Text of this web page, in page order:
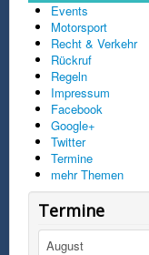
Events
Motorsport
Recht & Verkehr
Rückruf
Regeln
Impressum
Facebook
Google+
Twitter
Termine
mehr Themen
Termine
August